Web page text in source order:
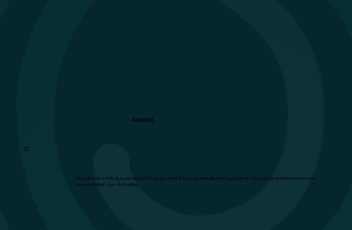
02
Angebot
Wir prüfen Ihre Anfrage und senden Ihnen ein schriftliches, unverbindliches Angebot mit den geplanten Maßnahmen und
einem Infoblatt zum Schädling.